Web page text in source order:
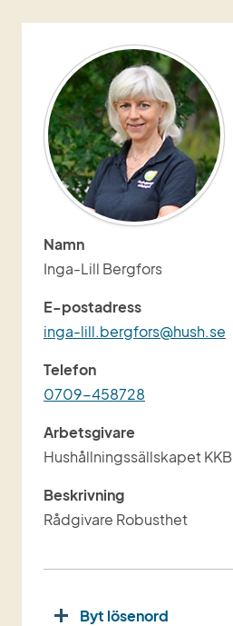
Namn
Inga-Lill Bergfors
E-postadress
inga-lill.bergfors@hush.se
Telefon
0709-458728
Arbetsgivare
Hushållningssällskapet KKB
Beskrivning
Rådgivare Robusthet
Byt lösenord